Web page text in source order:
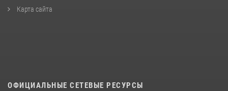
Карта сайта
ОФИЦИАЛЬНЫЕ СЕТЕВЫЕ РЕСУРСЫ